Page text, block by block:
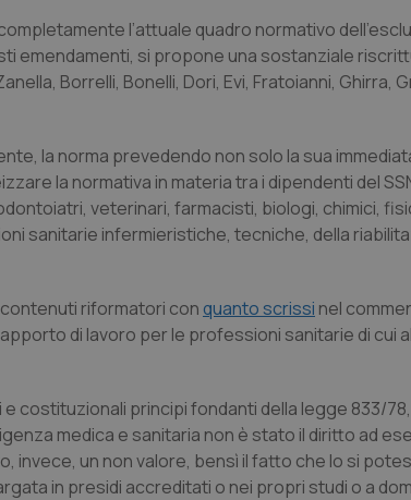
l’attuale quadro normativo
emendamenti, si propone una sostanziale
Borrelli, Bonelli, Dori, Evi, Fratoianni, Ghirra,
la norma prevedendo non solo la sua
la normativa in materia tra i dipendenti del
veterinari, farmacisti, biologi, chimici,
sanitarie infermieristiche, tecniche, della
riformatori con quanto scrissi nel
di lavoro per le professioni sanitarie di cui
costituzionali principi fondanti della legge 833/
medica e sanitaria non è stato il diritto ad
invece, un non valore, bensì il fatto che lo si
in presidi accreditati o nei propri studi o a